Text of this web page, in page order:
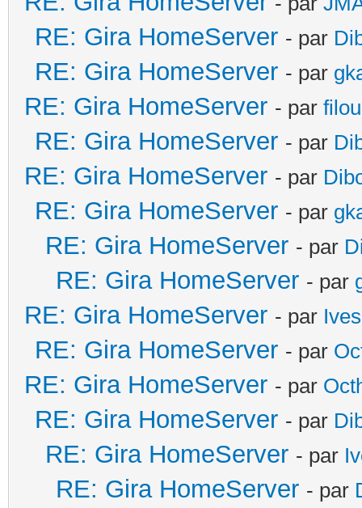
RE: Gira HomeServer - par
RE: Gira HomeServer - par
RE: Gira HomeServer - par
RE: Gira HomeServer - par
RE: Gira HomeServer - par
RE: Gira HomeServer - par
RE: Gira HomeServer - par
RE: Gira HomeServer - par
RE: Gira HomeServer - par Ives
RE: Gira HomeServer - par
RE: Gira HomeServer - par
RE: Gira HomeServer - par
RE: Gira HomeServer - par
RE: Gira HomeServer - par